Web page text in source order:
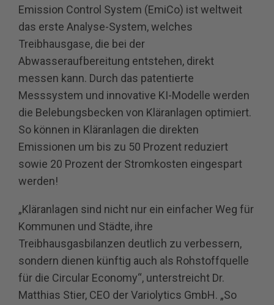
Emission Control System (EmiCo) ist weltweit
das erste Analyse-System, welches
Treibhausgase, die bei der
Abwasseraufbereitung entstehen, direkt
messen kann. Durch das patentierte
Messsystem und innovative KI-Modelle werden
die Belebungsbecken von Kläranlagen optimiert.
So können in Kläranlagen die direkten
Emissionen um bis zu 50 Prozent reduziert
sowie 20 Prozent der Stromkosten eingespart
werden!
„Kläranlagen sind nicht nur ein einfacher Weg für
Kommunen und Städte, ihre
Treibhausgasbilanzen deutlich zu verbessern,
sondern dienen künftig auch als Rohstoffquelle
für die Circular Economy“, unterstreicht Dr.
Matthias Stier, CEO der Variolytics GmbH. „So